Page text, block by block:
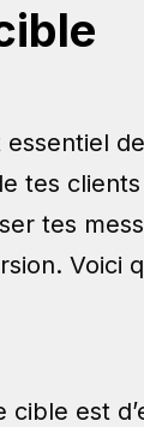
tes
tes
Voici
est